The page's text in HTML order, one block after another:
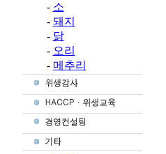
- 소
- 돼지
- 닭
- 오리
- 메추리